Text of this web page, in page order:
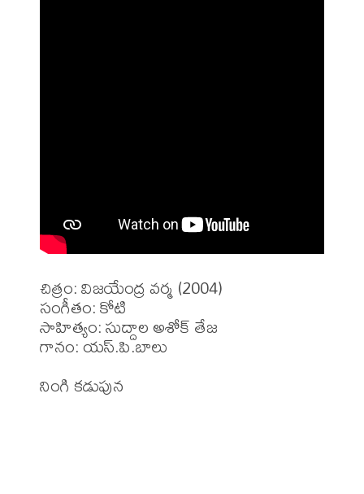
చిత్రం: విజయేంద్ర వర్మ (2004)
సంగీతం: కోటి
సాహిత్యం: సుద్దాల అశోక్ తేజ
గానం: యస్.పి.బాలు
నింగి కడుపున